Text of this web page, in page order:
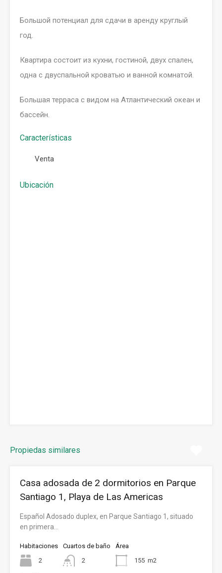
Большой потенциал для сдачи в аренду круглый
год.
Квартира состоит из кухни, гостиной, двух спален,
одна с двуспальной кроватью и ванной комнатой.
Большая терраса с видом на Атлантический океан и
бассейн.
Características
Venta
Ubicación
Propiedas similares
Casa adosada de 2 dormitorios en Parque
Santiago 1, Playa de Las Americas
Español Adosado duplex, en Parque Santiago 1, situado
en primera…
Habitaciones
2
Cuartos de baño
2
Área
155 m2